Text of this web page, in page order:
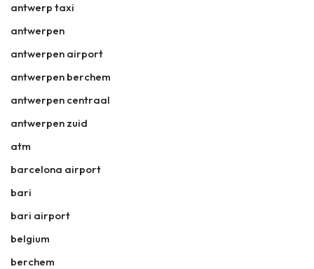
antwerp taxi
antwerpen
antwerpen airport
antwerpen berchem
antwerpen centraal
antwerpen zuid
atm
barcelona airport
bari
bari airport
belgium
berchem